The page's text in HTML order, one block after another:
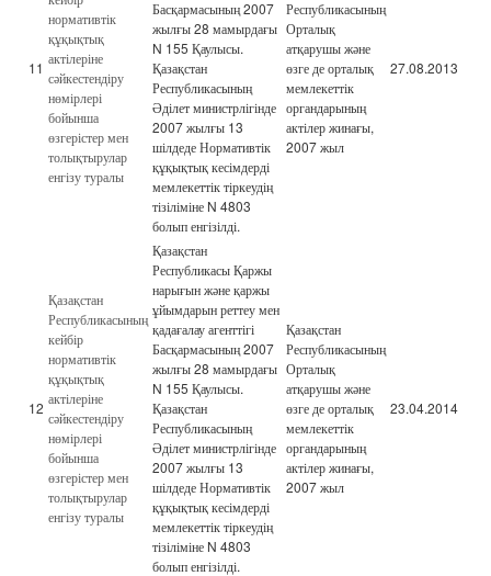
11
нормативтік
құқықтық
актілеріне
сәйкестендіру
нөмірлері
бойынша
өзгерістер мен
толықтырулар
енгізу туралы
Басқармасының 2007
жылғы 28 мамырдағы
N 155 Қаулысы.
Қазақстан
Республикасының
Әділет министрлігінде
2007 жылғы 13
шілдеде Нормативтік
құқықтық кесімдерді
мемлекеттік тіркеудің
тізіліміне N 4803
болып енгізілді.
Республикасының
Орталық
атқарушы және
өзге де орталық
мемлекеттік
органдарының
актілер жинағы,
2007 жыл
27.08.2013
12
Қазақстан
Республикасының
кейбір
нормативтік
құқықтық
актілеріне
сәйкестендіру
нөмірлері
бойынша
өзгерістер мен
толықтырулар
енгізу туралы
Қазақстан
Республикасы Қаржы
нарығын және қаржы
ұйымдарын реттеу мен
қадағалау агенттігі
Басқармасының 2007
жылғы 28 мамырдағы
N 155 Қаулысы.
Қазақстан
Республикасының
Әділет министрлігінде
2007 жылғы 13
шілдеде Нормативтік
құқықтық кесімдерді
мемлекеттік тіркеудің
тізіліміне N 4803
болып енгізілді.
Қазақстан
Республикасының
Орталық
атқарушы және
өзге де орталық
мемлекеттік
органдарының
актілер жинағы,
2007 жыл
23.04.2014